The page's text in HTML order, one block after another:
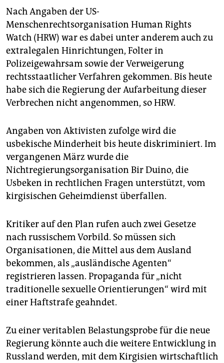
Nach Angaben der US-
Menschenrechtsorganisation Human Rights
Watch (HRW) war es dabei unter anderem auch zu
extralegalen Hinrichtungen, Folter in
Polizeigewahrsam sowie der Verweigerung
rechtsstaatlicher Verfahren gekommen. Bis heute
habe sich die Regierung der Aufarbeitung dieser
Verbrechen nicht angenommen, so HRW.
Angaben von Aktivisten zufolge wird die
usbekische Minderheit bis heute diskriminiert. Im
vergangenen März wurde die
Nichtregierungsorganisation Bir Duino, die
Usbeken in rechtlichen Fragen unterstützt, vom
kirgisischen Geheimdienst überfallen.
Kritiker auf den Plan rufen auch zwei Gesetze
nach russischem Vorbild. So müssen sich
Organisationen, die Mittel aus dem Ausland
bekommen, als „ausländische Agenten“
registrieren lassen. Propaganda für „nicht
traditionelle sexuelle Orientierungen“ wird mit
einer Haftstrafe geahndet.
Zu einer veritablen Belastungsprobe für die neue
Regierung könnte auch die weitere Entwicklung in
Russland werden, mit dem Kirgisien wirtschaftlich